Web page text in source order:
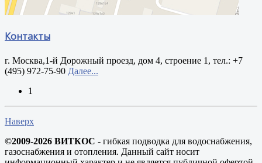
Контакты
г. Москва,1-й Дорожный проезд, дом 4, строение 1, тел.: +7
(495) 972-75-90 Далее...
1
Наверх
©2009-2026 ВИТКОС - гибкая подводка для водоснабжения,
газоснабжения и отопления. Данный сайт носит